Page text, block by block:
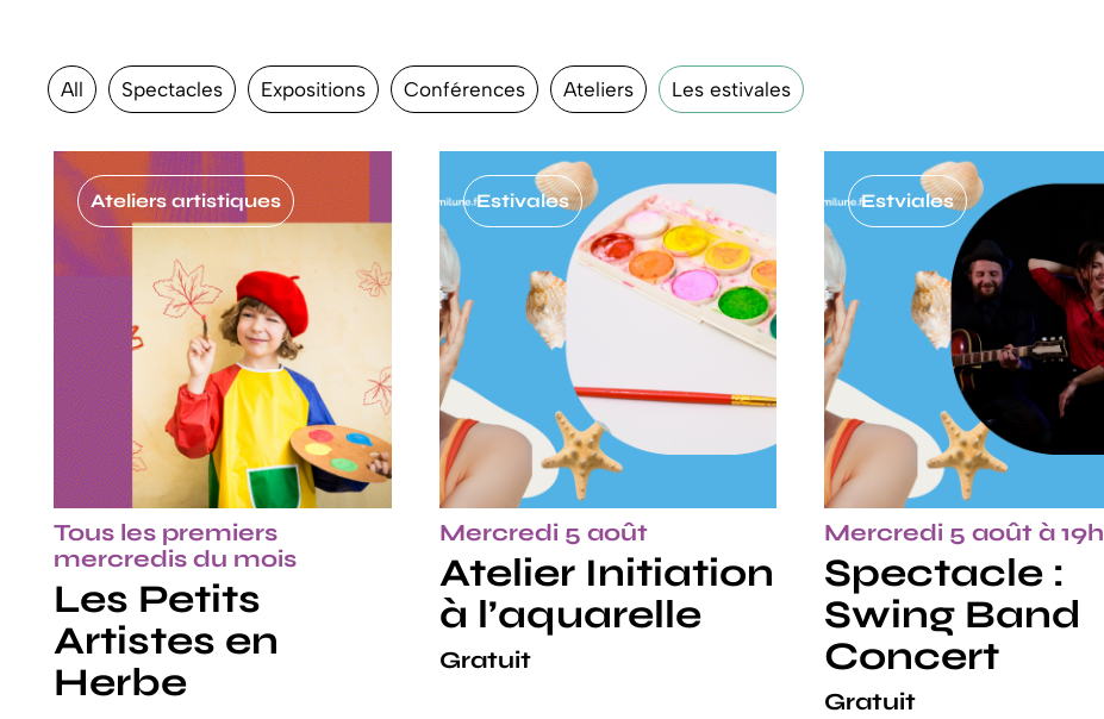
All Spectacles Expositions Conférences Ateliers Les estivales
Ateliers artistiques
Tous les premiers
mercredis du mois
Les Petits
Artistes en
Herbe
Estivales
Mercredi 5 août
Atelier Initiation
à l’aquarelle
Gratuit
Estviales
Mercredi 5 août à 19h
Spectacle :
Swing Band
Concert
Gratuit